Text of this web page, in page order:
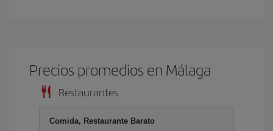
Precios promedios en Málaga
Restaurantes
Comida, Restaurante Barato